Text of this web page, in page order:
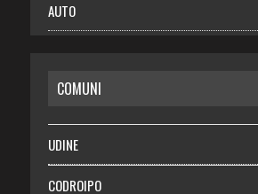
AUTO
RISPARMIO
SALUTE
Necrologie
COMUNI
UDINE
CODROIPO